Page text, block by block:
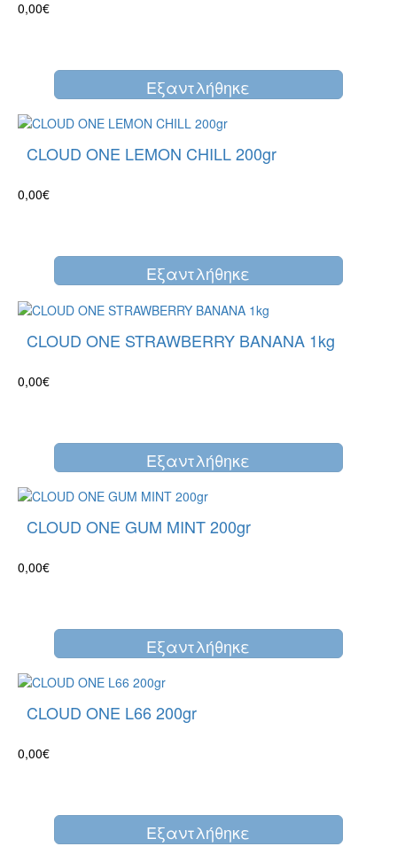
0,00€
Eξαντλήθηκε
CLOUD ONE LEMON CHILL 200gr
0,00€
Eξαντλήθηκε
CLOUD ONE STRAWBERRY BANANA 1kg
0,00€
Eξαντλήθηκε
CLOUD ONE GUM MINT 200gr
0,00€
Eξαντλήθηκε
CLOUD ONE L66 200gr
0,00€
Eξαντλήθηκε